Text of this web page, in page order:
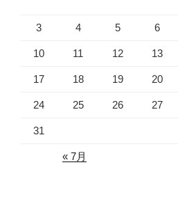
3 4 5 6
10 11 12 13
17 18 19 20
24 25 26 27
31
« 7月